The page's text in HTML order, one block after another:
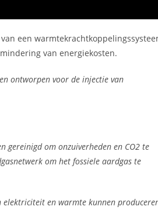
een
van energiekosten.
ontworpen voor de injectie van
gereinigd om onzuiverheden en CO2 te
om het fossiele aardgas te
elektriciteit en warmte kunnen